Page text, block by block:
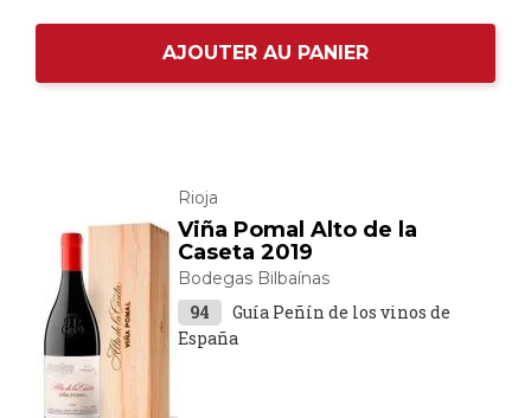
AJOUTER AU PANIER
Rioja
Viña Pomal Alto de la
Caseta 2019
Bodegas Bilbaínas
94
Guía Peñín de los vinos de
España